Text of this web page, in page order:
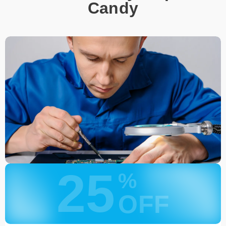
запросить обратный звонок через Форму заявки
Привезти устройство в ближайший центр или
передать аппарат курьеру службы доставки,
дождаться результатов диагностики и принять
решение.
Дождаться оповещения о готовности и забрать
устройство самостоятельно или воспользоваться
курьерской доставкой.
При необходимости клиент может воспользоваться услугой
вызова мастера для проведения диагностики и ремонта в
желаемом месте и удобное время.
Какие предоставляются
гарантии
Каждому клиенту предоставляется гарантия сервиса, которая
распространяется на все виды ремонта, а также на все
используемые запчасти. Гарантия включает в себя срочную
обработку гарантийных случаев и постгарантийное обслуживание.
Candy
25 %
OFF